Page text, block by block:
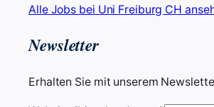
Alle Jobs bei Uni Freiburg CH
Newsletter
Erhalten Sie mit unserem